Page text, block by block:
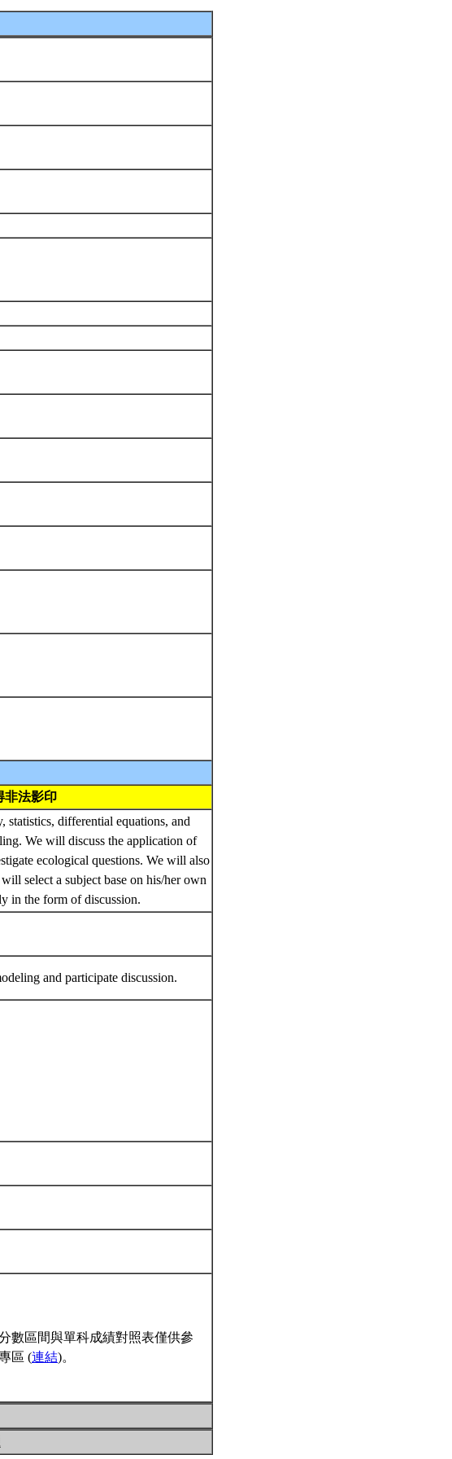
非法影印
statistics, differential equations, and
We will discuss the application of
ecological questions. We will also
select a subject base on his/her own
in the form of discussion.
and participate discussion.
數區間與單科成績對照表僅供參
區 (連結)。